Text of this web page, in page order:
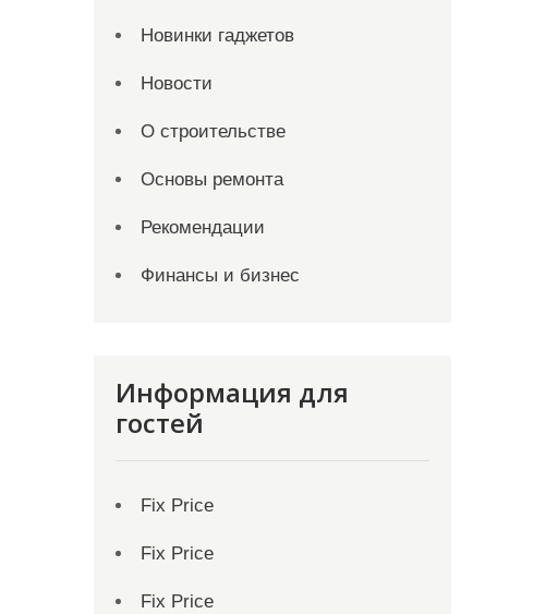
Новинки гаджетов
Новости
О строительстве
Основы ремонта
Рекомендации
Финансы и бизнес
Информация для
гостей
Fix Price
Fix Price
Fix Price